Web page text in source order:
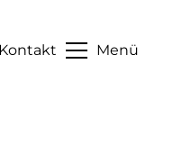
Kontakt Menü